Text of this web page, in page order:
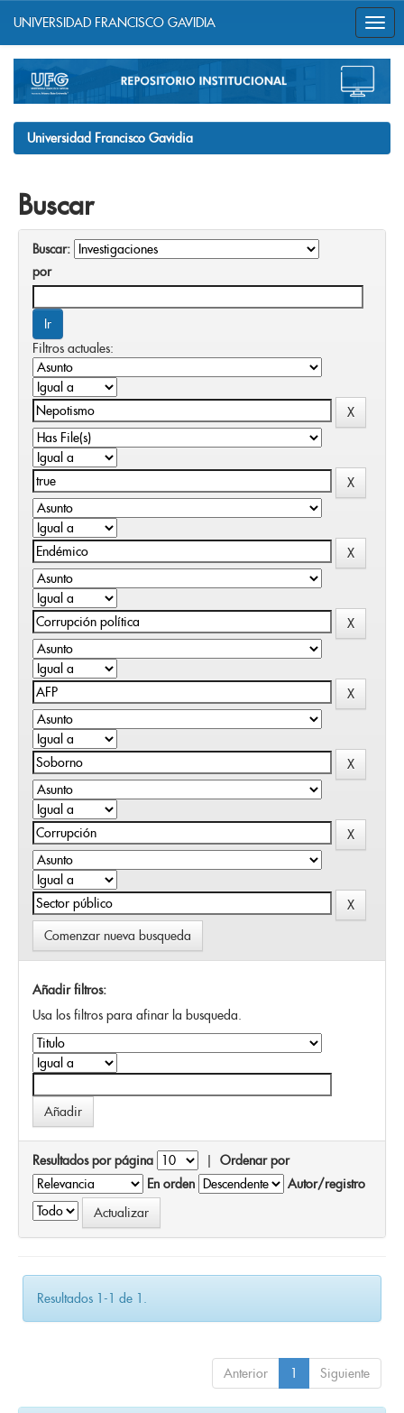
navigation
UNIVERSIDAD FRANCISCO GAVIDIA
Universidad Francisco Gavidia
Buscar
Buscar:
por
Filtros actuales:
Comenzar nueva busqueda
Añadir filtros:
Usa los filtros para afinar la busqueda.
Resultados por página | Ordenar por
En orden
Autor/registro
Resultados 1-1 de 1.
Anterior 1 Siguiente